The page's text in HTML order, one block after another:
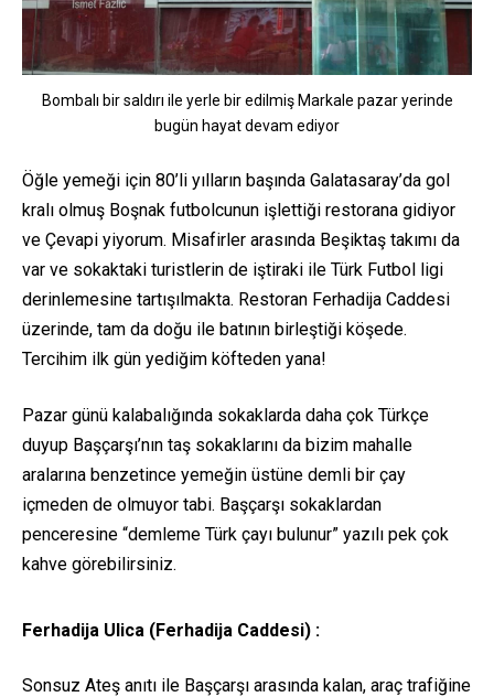
Bombalı bir saldırı ile yerle bir edilmiş Markale pazar yerinde
bugün hayat devam ediyor
Öğle yemeği için 80’li yılların başında Galatasaray’da gol
kralı olmuş Boşnak futbolcunun işlettiği restorana gidiyor
ve Çevapi yiyorum. Misafirler arasında Beşiktaş takımı da
var ve sokaktaki turistlerin de iştiraki ile Türk Futbol ligi
derinlemesine tartışılmakta. Restoran Ferhadija Caddesi
üzerinde, tam da doğu ile batının birleştiği köşede.
Tercihim ilk gün yediğim köfteden yana!
Pazar günü kalabalığında sokaklarda daha çok Türkçe
duyup Başçarşı’nın taş sokaklarını da bizim mahalle
aralarına benzetince yemeğin üstüne demli bir çay
içmeden de olmuyor tabi. Başçarşı sokaklardan
penceresine “demleme Türk çayı bulunur” yazılı pek çok
kahve görebilirsiniz.
Ferhadija Ulica (Ferhadija Caddesi) :
Sonsuz Ateş anıtı ile Başçarşı arasında kalan, araç trafiğine